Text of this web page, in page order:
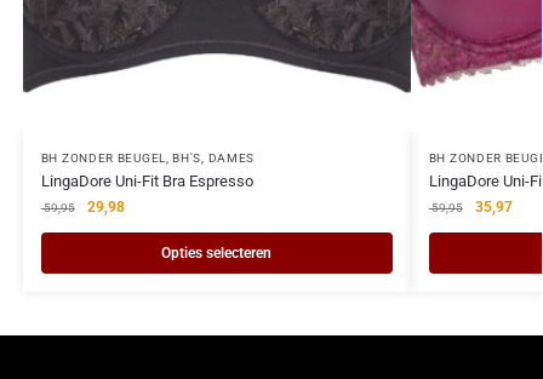
BH ZONDER BEUGEL, BH'S, DAMES
LingaDore Uni-Fit Bra Espresso
59,95 29,98
Opties selecteren
BH ZONDER
LingaDore Uni-
59,95 35,97